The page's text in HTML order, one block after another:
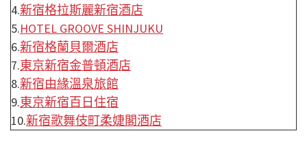
4.新宿格拉斯麗新宿酒店
5.HOTEL GROOVE SHINJUKU
6.新宿格蘭貝爾酒店
7.東京新宿金普頓酒店
8.新宿由緣溫泉旅館
9.東京新宿百日住宿
10.新宿歌舞伎町柔婕閣酒店